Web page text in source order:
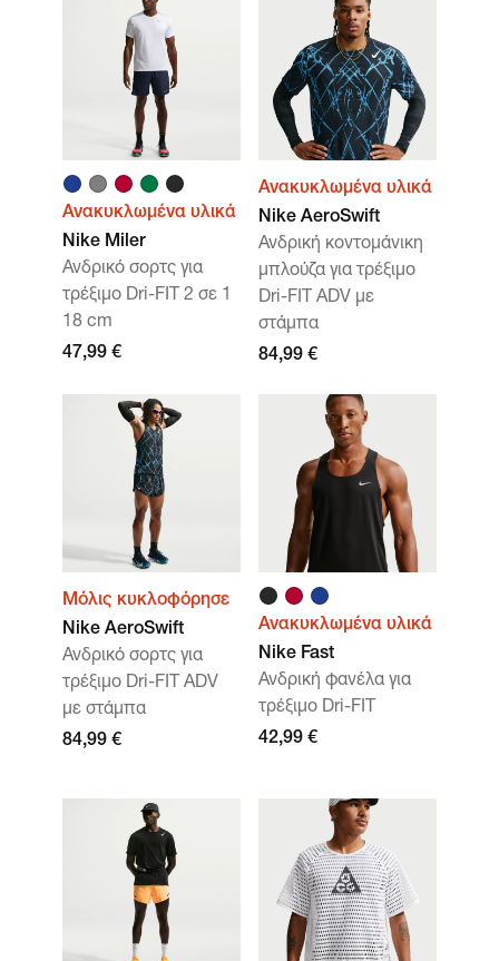
Ανακυκλωμένα υλικά
Nike Miler
Ανδρικό σορτς για
τρέξιμο Dri-FIT 2 σε 1
18 cm
47,99 €
Ανακυκλωμένα υλικά
Nike AeroSwift
Ανδρική κοντομάνικη
μπλούζα για τρέξιμο
Dri-FIT ADV με
στάμπα
84,99 €
Μόλις κυκλοφόρησε
Nike AeroSwift
Ανδρικό σορτς για
τρέξιμο Dri-FIT ADV
με στάμπα
84,99 €
Ανακυκλωμένα υλικά
Nike Fast
Ανδρική φανέλα για
τρέξιμο Dri-FIT
42,99 €